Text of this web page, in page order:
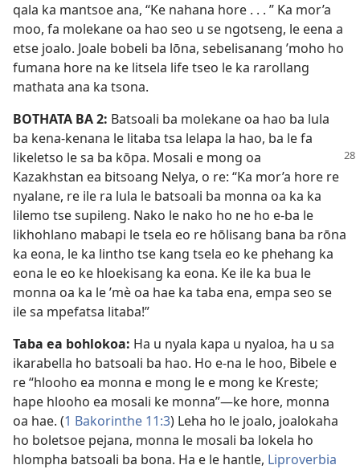
qala ka mantsoe ana, “Ke nahana hore . . . ” Ka mor’a
moo, fa molekane oa hao seo u se ngotseng, le eena a
etse joalo. Joale bobeli ba lōna, sebelisanang ’moho ho
fumana hore na ke litsela life tseo le ka rarollang
mathata ana ka tsona.
BOTHATA BA 2: Batsoali ba molekane oa hao ba lula
ba kena-kenana le litaba tsa lelapa la hao, ba le fa
likeletso le sa ba kōpa. Mosali e mong oa
Kazakhstan ea bitsoang Nelya, o re: “Ka mor’a hore re
nyalane, re ile ra lula le batsoali ba monna oa ka ka
lilemo tse supileng. Nako le nako ho ne ho e-ba le
likhohlano mabapi le tsela eo re hōlisang bana ba rōna
ka eona, le ka lintho tse kang tsela eo ke phehang ka
eona le eo ke hloekisang ka eona. Ke ile ka bua le
monna oa ka le ’mè oa hae ka taba ena, empa seo se
ile sa mpefatsa litaba!”
Taba ea bohlokoa: Ha u nyala kapa u nyaloa, ha u sa
ikarabella ho batsoali ba hao. Ho e-na le hoo, Bibele e
re “hlooho ea monna e mong le e mong ke Kreste;
hape hlooho ea mosali ke monna”—ke hore, monna
oa hae. (1 Bakorinthe 11:3) Leha ho le joalo, joalokaha
ho boletsoe pejana, monna le mosali ba lokela ho
hlompha batsoali ba bona. Ha e le hantle, Liproverbia